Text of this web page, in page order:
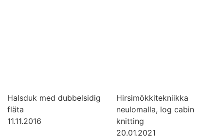
Halsduk med dubbelsidig
fläta
11.11.2016
Hirsimökkitekniikka
neulomalla, log cabin
knitting
20.01.2021